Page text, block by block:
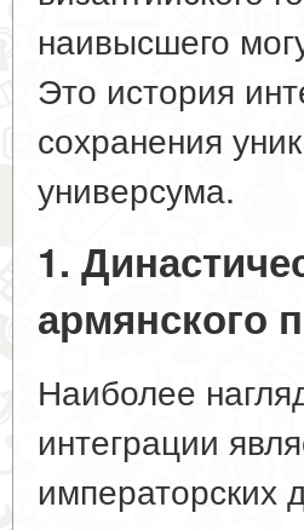
наивысшего
Это история
сохранения
универсума.
1.
армянского
Наиболее
интеграции
императорских